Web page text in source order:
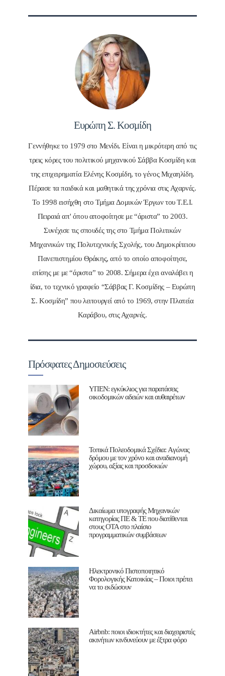
Ευρώπη Σ. Κοσμίδη
Γεννήθηκε το 1979 στο Μενίδι. Είναι η μικρότερη από τις
τρεις κόρες του πολιτικού μηχανικού Σάββα Κοσμίδη και
της επιχειρηματία Ελένης Κοσμίδη, το γένος Μιχαηλίδη.
Πέρασε τα παιδικά και μαθητικά της χρόνια στις Αχαρνές.
Το 1998 εισήχθη στο Τμήμα Δομικών Έργων του Τ.Ε.Ι.
Πειραιά απ' όπου αποφοίτησε με “άριστα” το 2003.
Συνέχισε τις σπουδές της στο Τμήμα Πολιτικών
Μηχανικών της Πολυτεχνικής Σχολής, του Δημοκρίτειου
Πανεπιστημίου Θράκης, από το οποίο αποφοίτησε,
επίσης με με “άριστα” το 2008. Σήμερα έχει αναλάβει η
ίδια, το τεχνικό γραφείο “Σάββας Γ. Κοσμίδης – Ευρώπη
Σ. Κοσμίδη” που λειτουργεί από το 1969, στην Πλατεία
Καράβου, στις Αχαρνές.
Πρόσφατες Δημοσιεύσεις
ΥΠΕΝ: εγκύκλιος για παρατάσεις
οικοδομικών αδειών και αυθαιρέτων
Τοπικά Πολεοδομικά Σχέδια: Aγώνας
δρόμου με τον χρόνο και αναδιανομή
χώρου, αξίας και προσδοκιών
Δικαίωμα υπογραφής Μηχανικών
κατηγορίας ΠΕ & ΤΕ που διατίθενται
στους ΟΤΑ στο πλαίσιο
προγραμματικών συμβάσεων
Ηλεκτρονικό Πιστοποιητικό
Φορολογικής Κατοικίας – Ποιοι πρέπει
να το εκδώσουν
Airbnb: ποιοι ιδιοκτήτες και διαχειριστές
ακινήτων κινδυνεύουν με έξτρα φόρο